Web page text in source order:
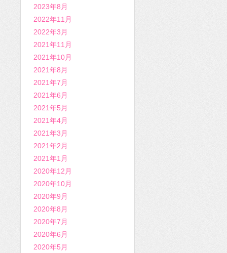
2023年8月
2022年11月
2022年3月
2021年11月
2021年10月
2021年8月
2021年7月
2021年6月
2021年5月
2021年4月
2021年3月
2021年2月
2021年1月
2020年12月
2020年10月
2020年9月
2020年8月
2020年7月
2020年6月
2020年5月